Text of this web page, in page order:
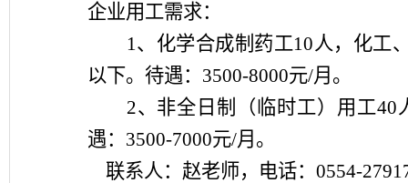
企业用工需求：
1、化学合成制药工10人，化工
以下。待遇： 3500-8000元/月。
2、非全日制（临时工）用工40
遇： 3500-7000元/月。
联系人：赵老师，电话： 0554-